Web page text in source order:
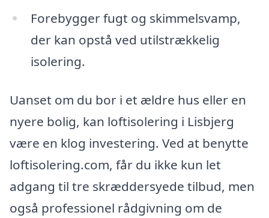
Forebygger fugt og skimmelsvamp,
der kan opstå ved utilstrækkelig
isolering.
Uanset om du bor i et ældre hus eller en
nyere bolig, kan loftisolering i Lisbjerg
være en klog investering. Ved at benytte
loftisolering.com, får du ikke kun let
adgang til tre skræddersyede tilbud, men
også professionel rådgivning om de